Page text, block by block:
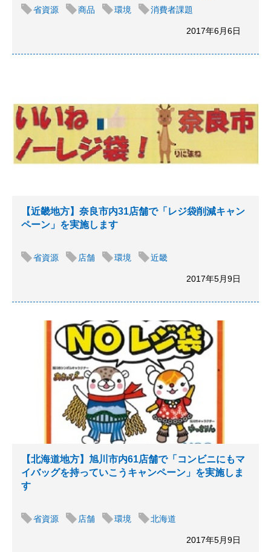
省資源
商品 環境 消費者課題
2017年6月6日
【近畿地方】奈良市内31店舗で「レジ袋削減キャン
ペーン」を実施します
省資源 店舗 環境 近畿
2017年5月9日
【北海道地方】旭川市内61店舗で「コンビニにもマ
イバッグを持っていこうキャンペーン」を実施しま
す
省資源 店舗 環境 北海道
2017年5月9日